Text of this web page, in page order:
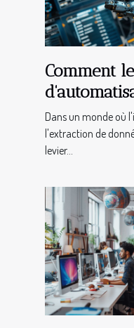
Comment
données
Dans un monde où
l'extraction de
levier...